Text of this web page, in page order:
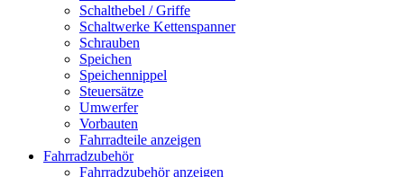
Schalthebel / Griffe
Schaltwerke Kettenspanner
Schrauben
Speichen
Speichennippel
Steuersätze
Umwerfer
Vorbauten
Fahrradteile anzeigen
Fahrradzubehör
Fahrradzubehör anzeigen